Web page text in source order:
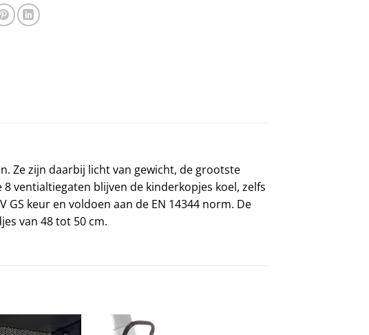
Ze zijn daarbij licht van gewicht, de grootste
ventialtiegaten blijven de kinderkopjes koel, zelfs
keur en voldoen aan de EN 14344 norm. De
van 48 tot 50 cm.